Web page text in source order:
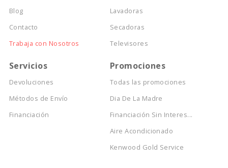
Blog
Contacto
Trabaja con Nosotros
Lavadoras
Secadoras
Televisores
Servicios
Devoluciones
Métodos de Envío
Financiación
Promociones
Todas las promociones
Dia De La Madre
Financiación Sin Interes...
Aire Acondicionado
Kenwood Gold Service